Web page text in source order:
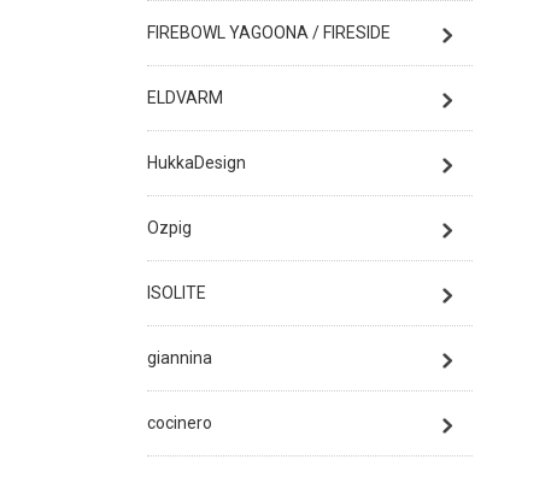
FIREBOWL YAGOONA / FIRESIDE
ELDVARM
HukkaDesign
Ozpig
ISOLITE
giannina
cocinero